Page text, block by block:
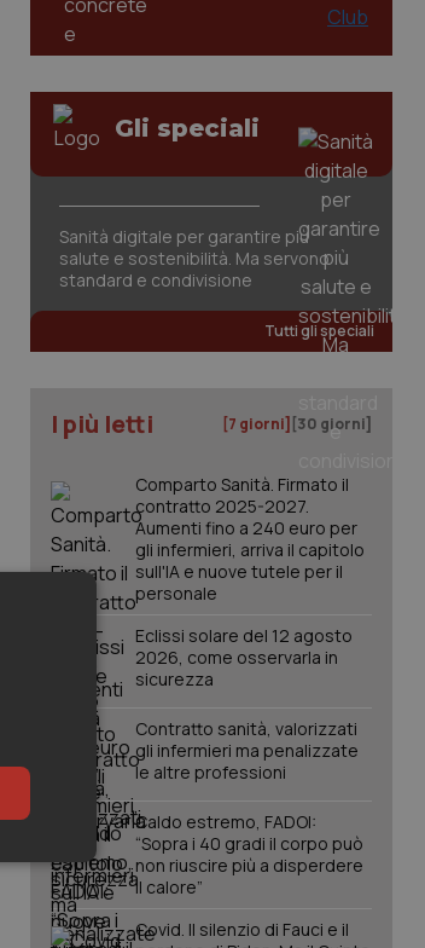
Gli speciali
Sanità digitale per garantire più
salute e sostenibilità. Ma servono
standard e condivisione
Tutti gli speciali
I più letti [7 giorni] [30 giorni]
Comparto Sanità. Firmato il
contratto 2025-2027.
Aumenti fino a 240 euro per
gli infermieri, arriva il capitolo
sull'IA e nuove tutele per il
personale
Eclissi solare del 12 agosto
2026, come osservarla in
sicurezza
Contratto sanità, valorizzati
gli infermieri ma penalizzate
le altre professioni
Caldo estremo, FADOI:
“Sopra i 40 gradi il corpo può
non riuscire più a disperdere
il calore”
Covid. Il silenzio di Fauci e il